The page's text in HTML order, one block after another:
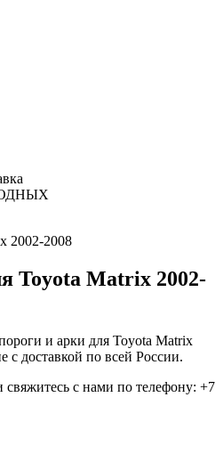
2002-2008
Toyota Matrix 2002-
и арки для Toyota Matrix
с доставкой по всей России.
с нами по телефону: +7